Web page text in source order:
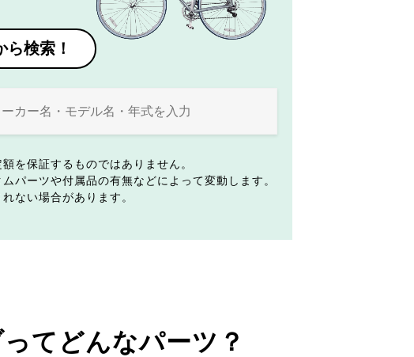
検索！
を保証するものではありません。
パーツや付属品の有無などによって変動します。
ない場合があります。
てどんなパーツ？